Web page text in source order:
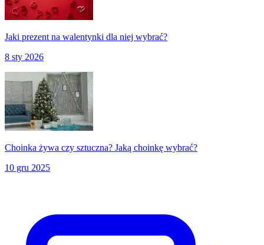
Jaki prezent na walentynki dla niej wybrać?
8 sty 2026
Choinka żywa czy sztuczna? Jaką choinkę wybrać?
10 gru 2025